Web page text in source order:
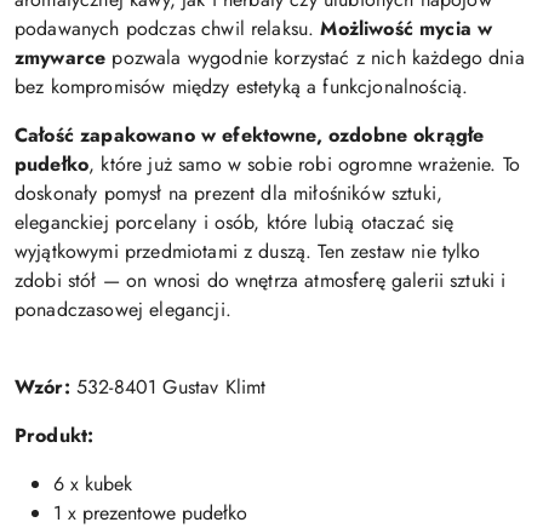
podawanych podczas chwil relaksu.Możliwość mycia w
zmywarce pozwala wygodnie korzystać z nich każdego dnia
bez kompromisów między estetyką a funkcjonalnością.
Całość zapakowano w efektowne, ozdobne okrągłe
pudełko, które już samo w sobie robi ogromne wrażenie. To
doskonały pomysł na prezent dla miłośników sztuki,
eleganckiej porcelany i osób, które lubią otaczać się
wyjątkowymi przedmiotami z duszą. Ten zestaw nie tylko
zdobi stół — on wnosi do wnętrza atmosferę galerii sztuki i
ponadczasowej elegancji.
Wzór: 532-8401 Gustav Klimt
Produkt:
6 x kubek
1 x prezentowe pudełko